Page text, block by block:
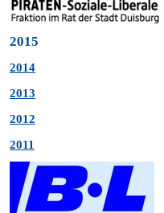
2015
2014
2013
2012
2011